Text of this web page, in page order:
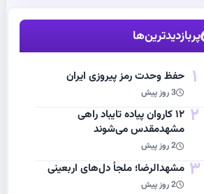
مشاهده اخبار
پربازدیدترین‌ها
1 حفظ وحدت رمز پیروزی ایران
3 روز پیش
2
۱۲ کاروان پیاده تایباد راهی
مشهدمقدس می‌شوند
2 روز پیش
3 مشهد‌الرضا؛ ملجأ دل‌های اربعینی
2 روز پیش